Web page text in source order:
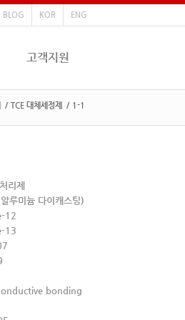
BLOG KOR ENG
고객지원
/ TCE 대체세정제 / 1-1
리제
루미늄 다이캐스팅)
12
13
bonding